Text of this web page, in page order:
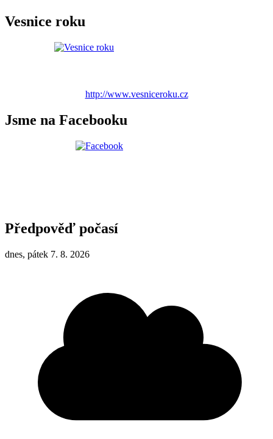
Vesnice roku
http://www.vesniceroku.cz
Jsme na Facebooku
Předpověď počasí
dnes, pátek 7. 8. 2026